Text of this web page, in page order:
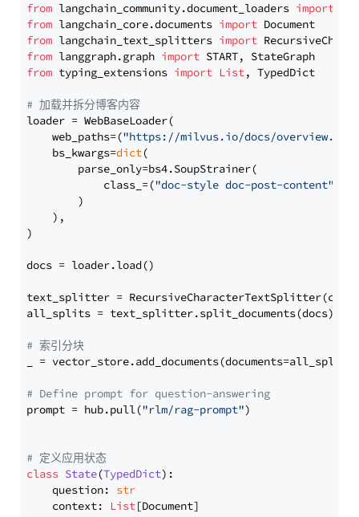
from langchain_community.document_loaders import
from langchain_core.documents import
from langchain_text_splitters import
from langgraph.graph import
from typing_extensions import List, TypedDict
# 加载并拆分博客内容
loader = WebBaseLoader(
    web_paths=(
"https://milvus.io/docs/overview.md"
    bs_kwargs=
dict(
        parse_only=bs4.SoupStrainer(
            class_=(
"doc-style doc-post-content"
        )
    ),
)
docs = loader.load()
text_splitter =
all_splits = text_splitter.split_documents(docs)
# 索引分块
_ = vector_store.add_documents(documents=all_splits)
# Define prompt for question-answering
prompt = hub.pull("rlm/rag-prompt")
# 定义应用状态
class State(TypedDict):
    question:
str
    context:
List[Document]